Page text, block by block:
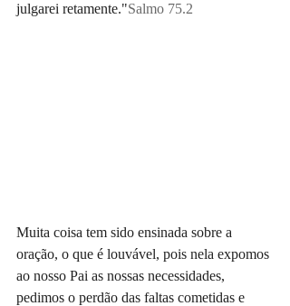
julgarei retamente."Salmo 75.2
Muita coisa tem sido ensinada sobre a
oração, o que é louvável, pois nela expomos
ao nosso Pai as nossas necessidades,
pedimos o perdão das faltas cometidas e